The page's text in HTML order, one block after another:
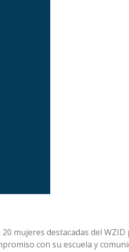
mujeres destacadas del WZID
con su escuela y